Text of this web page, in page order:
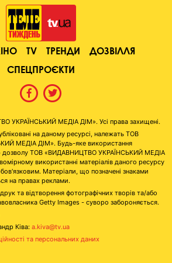
TV ТРЕНДИ
ДОЗВІЛЛЯ
СПЕЦПРОЄКТИ
УКРАЇНСЬКИЙ МЕДІА ДІМ». Усі права захищені.
на даному ресурсі, належать ТОВ
МЕДІА ДІМ». Будь-яке використання
дозволу ТОВ «ВИДАВНИЦТВО УКРАЇНСЬКИЙ МЕДІА
використанні матеріалів даного ресурсу
Матеріали, що позначені знаками
на правах реклами.
та відтворення фотографічних творів та/або
Getty Images - суворо забороняється.
Ківа: a.kiva@tv.ua
та персональних даних